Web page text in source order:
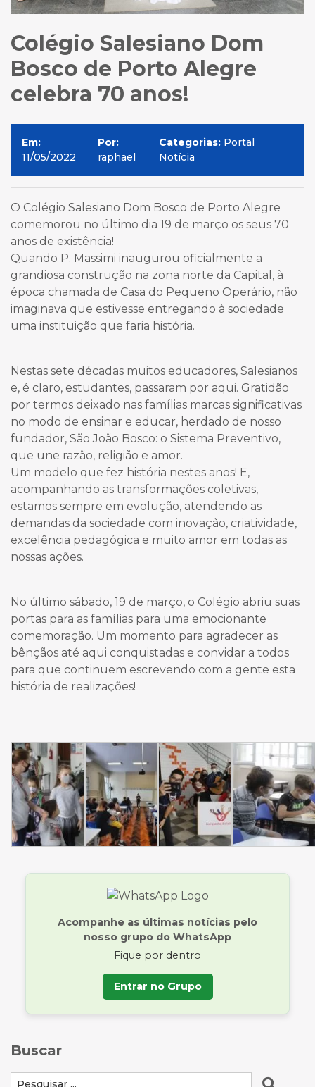
Colégio Salesiano Dom
Bosco de Porto Alegre
celebra 70 anos!
Em:
11/05/2022
Por:
raphael
Categorias: Portal
Notícia
O Colégio Salesiano Dom Bosco de Porto Alegre
comemorou no último dia 19 de março os seus 70
anos de existência!
Quando P. Massimi inaugurou oficialmente a
grandiosa construção na zona norte da Capital, à
época chamada de Casa do Pequeno Operário, não
imaginava que estivesse entregando à sociedade
uma instituição que faria história.
Nestas sete décadas muitos educadores, Salesianos
e, é claro, estudantes, passaram por aqui. Gratidão
por termos deixado nas famílias marcas significativas
no modo de ensinar e educar, herdado de nosso
fundador, São João Bosco: o Sistema Preventivo,
que une razão, religião e amor.
Um modelo que fez história nestes anos! E,
acompanhando as transformações coletivas,
estamos sempre em evolução, atendendo as
demandas da sociedade com inovação, criatividade,
excelência pedagógica e muito amor em todas as
nossas ações.
No último sábado, 19 de março, o Colégio abriu suas
portas para as famílias para uma emocionante
comemoração. Um momento para agradecer as
bênçãos até aqui conquistadas e convidar a todos
para que continuem escrevendo com a gente esta
história de realizações!
Acompanhe as últimas notícias pelo
nosso grupo do WhatsApp
Fique por dentro
Entrar no Grupo
Buscar